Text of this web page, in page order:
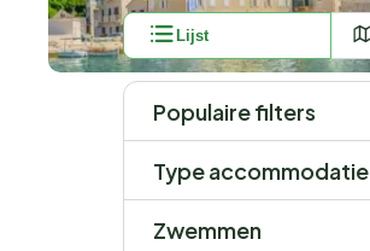
Lijst
Populaire filters
Type accommodatie
Zwemmen